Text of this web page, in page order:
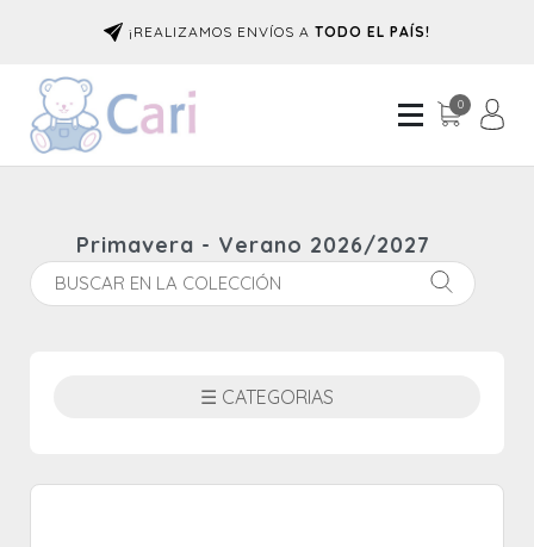
¡REALIZAMOS ENVÍOS A TODO EL PAÍS!
0
Primavera - Verano 2026/2027
☰ CATEGORIAS